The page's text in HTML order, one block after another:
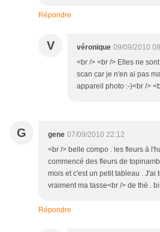
Répondre
V véronique 09/09/2010
<br /> <br /> Elles ne
scan car je n'en ai pas
appareil photo :-)<br />
G gene 07/09/2010 22:12
<br /> belle compo . les fleurs à
commencé des fleurs de
mois et c'est un petit tableau . J'ai
vraiment ma tasse<br /> de thé .
Répondre